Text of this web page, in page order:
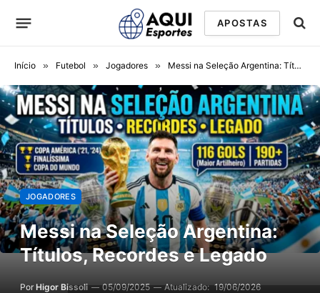
APOSTAS
Início » Futebol » Jogadores » Messi na Seleção Argentina: Títulos, Recordes e Legado
JOGADORES
Messi na Seleção Argentina:
Títulos, Recordes e Legado
Por Higor Bissoli 05/09/2025 Atualizado: 19/06/2026